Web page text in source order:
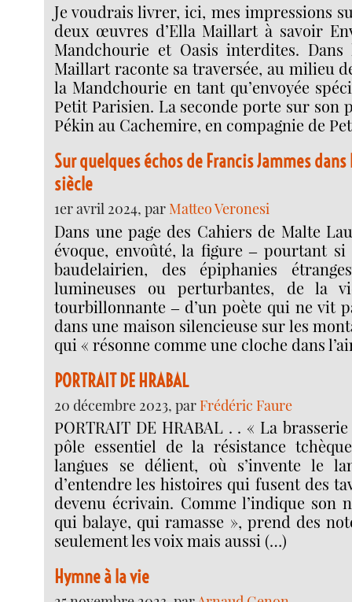
Je voudrais livrer, ici, mes impressions
deux œuvres d’Ella Maillart à savoir
Mandchourie et Oasis interdites.
Maillart raconte sa traversée, au milieu
la Mandchourie en tant qu’envoyée
Petit Parisien. La seconde porte sur son
Pékin au Cachemire, en compagnie de
Sur quelques échos de Francis Jammes dans
siècle
1er avril 2024, par Matteo Veronesi
Dans une page des Cahiers de Malte
évoque, envoûté, la figure ‒ pourtant
baudelairien, des épiphanies
lumineuses ou perturbantes, de la
tourbillonnante ‒ d’un poète qui ne vit
dans une maison silencieuse sur les
qui « résonne comme une cloche dans
PORTRAIT DE HRABAL
20 décembre 2023, par Frédéric Faure
PORTRAIT DE HRABAL . . « La
pôle essentiel de la résistance
langues se délient, où s’invente le
d’entendre les histoires qui fusent des
devenu écrivain. Comme l’indique son
qui balaye, qui ramasse », prend des
seulement les voix mais aussi (…)
Hymne à la vie